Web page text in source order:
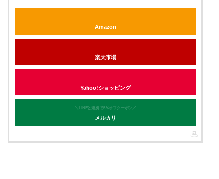
Amazon
楽天市場
Yahoo!ショッピング
＼LINEと連携で5％オフクーポン／
メルカリ